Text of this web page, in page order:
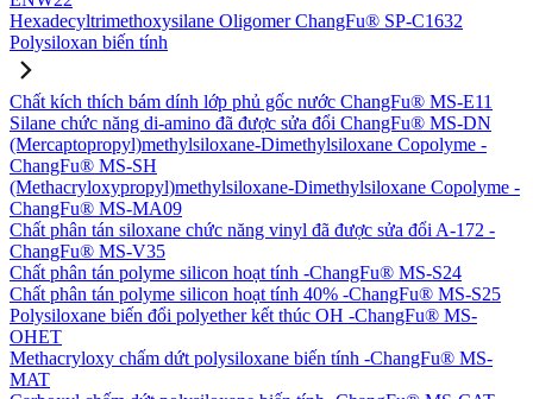
Hexadecyltrimethoxysilane Oligomer ChangFu® SP-C1632
Polysiloxan biến tính
Chất kích thích bám dính lớp phủ gốc nước ChangFu® MS-E11
Silane chức năng di-amino đã được sửa đổi ChangFu® MS-DN
(Mercaptopropyl)methylsiloxane-Dimethylsiloxane Copolyme -
ChangFu® MS-SH
(Methacryloxypropyl)methylsiloxane-Dimethylsiloxane Copolyme -
ChangFu® MS-MA09
Chất phân tán siloxane chức năng vinyl đã được sửa đổi A-172 -
ChangFu® MS-V35
Chất phân tán polyme silicon hoạt tính -ChangFu® MS-S24
Chất phân tán polyme silicon hoạt tính 40% -ChangFu® MS-S25
Polysiloxane biến đổi polyether kết thúc OH -ChangFu® MS-
OHET
Methacryloxy chấm dứt polysiloxane biến tính -ChangFu® MS-
MAT